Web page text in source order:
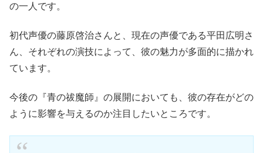
の一人です。
初代声優の藤原啓治さんと、現在の声優である平田広明さ
ん、それぞれの演技によって、彼の魅力が多面的に描かれ
ています。
今後の『青の祓魔師』の展開においても、彼の存在がどの
ように影響を与えるのか注目したいところです。